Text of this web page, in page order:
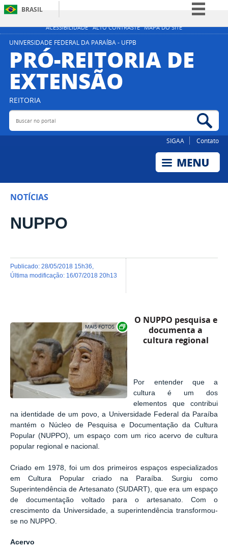
ACESSIBILIDADE ALTO CONTRASTE MAPA DO SITE
BRASIL
Simplifique!
Participe
UNIVERSIDADE FEDERAL DA PARAÍBA - UFPB
PRÓ-REITORIA DE
EXTENSÃO
REITORIA
Buscar no portal
SIGAA Contato
NOTÍCIAS
NUPPO
publicado: 28/05/2018 15h36
última modificação: 16/07/2018 20h13
Exibir carrossel de imagens
O NUPPO pesquisa e
documenta a
cultura regional
Por entender que a
cultura é um dos
elementos que contribui
na identidade de um povo, a Universidade Federal da Paraíba
mantém o Núcleo de Pesquisa e Documentação da Cultura
Popular (NUPPO), um espaço com um rico acervo de cultura
popular regional e nacional.
Criado em 1978, foi um dos primeiros espaços especializados
em Cultura Popular criado na Paraíba. Surgiu como
Superintendência de Artesanato (SUDART), que era um espaço
de documentação voltado para o artesanato. Com o
crescimento da Universidade, a superintendência transformou-
se no NUPPO.
Acervo